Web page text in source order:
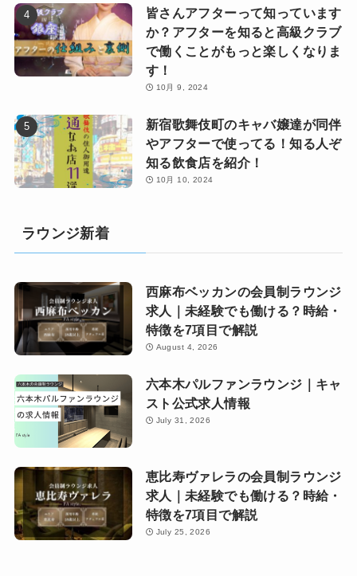
皆さんアフターって知っています
か？アフターを知ると高級クラブ
で働くことがもっと楽しくなりま
す！
10月 9, 2024
新宿歌舞伎町のキャバ嬢達が同伴
やアフターで使ってる！知る人ぞ
知る飲食店を紹介！
10月 10, 2024
ラウンジ新着
西麻布ベッカンの会員制ラウンジ
求人｜未経験でも働ける？時給・
特徴を7項目で解説
August 4, 2026
六本木パルファンラウンジ｜キャ
スト公式求人情報
July 31, 2026
恵比寿ヴァレラの会員制ラウンジ
求人｜未経験でも働ける？時給・
特徴を7項目で解説
July 25, 2026